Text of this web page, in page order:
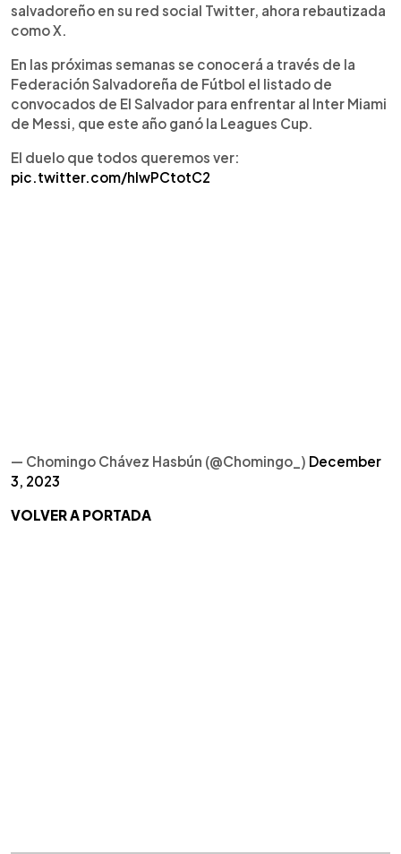
salvadoreño en su red social Twitter, ahora rebautizada
como X.
En las próximas semanas se conocerá a través de la
Federación Salvadoreña de Fútbol el listado de
convocados de El Salvador para enfrentar al Inter Miami
de Messi, que este año ganó la Leagues Cup.
El duelo que todos queremos ver:
pic.twitter.com/hIwPCtotC2
— Chomingo Chávez Hasbún (@Chomingo_) December
3, 2023
VOLVER A PORTADA